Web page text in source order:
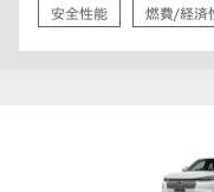
安全性能 燃費/経済